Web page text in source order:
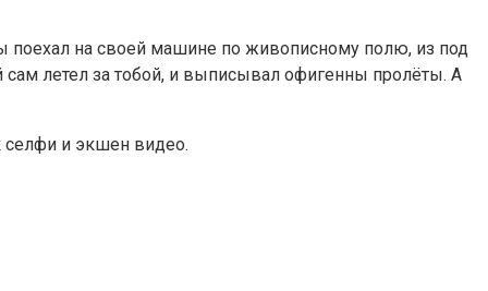
поехал на своей машине по живописному полю, из под
летел за тобой, и выписывал офигенны пролёты. А
селфи и экшен видео.